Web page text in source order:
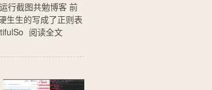
行截图共勉博客 前
生生的写成了正则表
阅读全文